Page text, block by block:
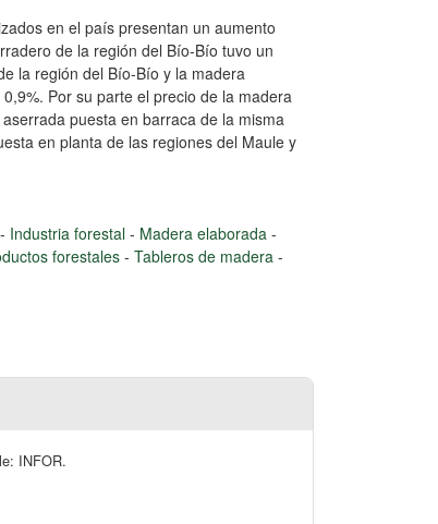
en el país presentan un aumento
de la región del Bío-Bío tuvo un
la región del Bío-Bío y la madera
Por su parte el precio de la madera
puesta en barraca de la misma
en planta de las regiones del Maule y
- Industria forestal - Madera elaborada -
forestales - Tableros de madera -
INFOR.